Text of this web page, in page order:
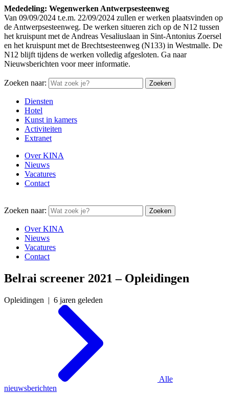
Mededeling: Wegenwerken Antwerpsesteenweg
Van 09/09/2024 t.e.m. 22/09/2024 zullen er werken plaatsvinden op
de Antwerpsesteenweg. De werken situeren zich op de N12 tussen
het kruispunt met de Andreas Vesaliuslaan in Sint-Antonius Zoersel
en het kruispunt met de Brechtsesteenweg (N133) in Westmalle. De
N12 blijft tijdens de werken volledig afgesloten. Ga naar
Nieuwsberichten voor meer informatie.
Zoeken naar:
Diensten
Hotel
Kunst in kamers
Activiteiten
Extranet
Over KINA
Nieuws
Vacatures
Contact
Zoeken naar:
Over KINA
Nieuws
Vacatures
Contact
Belrai screener 2021 – Opleidingen
Opleidingen | 6 jaren geleden
Alle
nieuwsberichten